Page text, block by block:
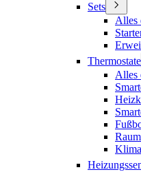
Sets
Alles
Thermostate
Alles